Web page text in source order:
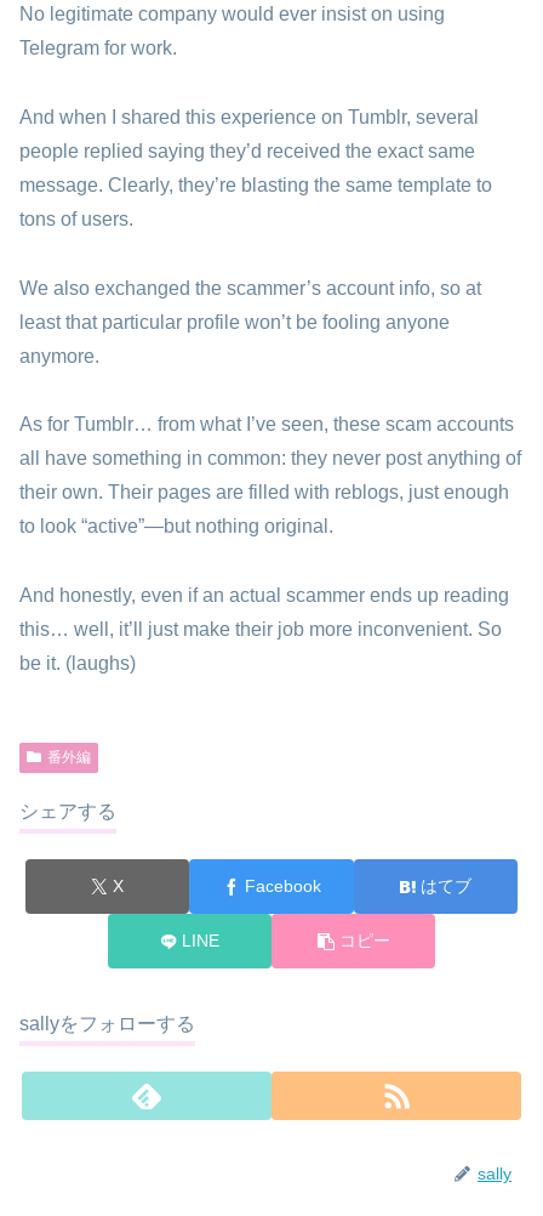
No legitimate company would ever insist on using
Telegram for work.
And when I shared this experience on Tumblr, several
people replied saying they’d received the exact same
message. Clearly, they’re blasting the same template to
tons of users.
We also exchanged the scammer’s account info, so at
least that particular profile won’t be fooling anyone
anymore.
As for Tumblr… from what I’ve seen, these scam accounts
all have something in common: they never post anything of
their own. Their pages are filled with reblogs, just enough
to look “active”—but nothing original.
And honestly, even if an actual scammer ends up reading
this… well, it’ll just make their job more inconvenient. So
be it. (laughs)
番外編
シェアする
X Facebook はてブ
LINE コピー
sallyをフォローする
sally